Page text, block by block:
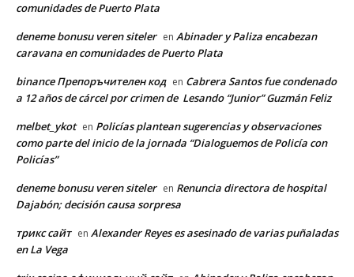
comunidades de Puerto Plata
deneme bonusu veren siteler en Abinader y Paliza encabezan
caravana en comunidades de Puerto Plata
binance Препоръчителен код en Cabrera Santos fue condenado
a 12 años de cárcel por crimen de Lesando “Junior” Guzmán Feliz
melbet_ykot en Policías plantean sugerencias y observaciones
como parte del inicio de la jornada “Dialoguemos de Policía con
Policías”
deneme bonusu veren siteler en Renuncia directora de hospital
Dajabón; decisión causa sorpresa
трикс сайт en Alexander Reyes es asesinado de varias puñaladas
en La Vega